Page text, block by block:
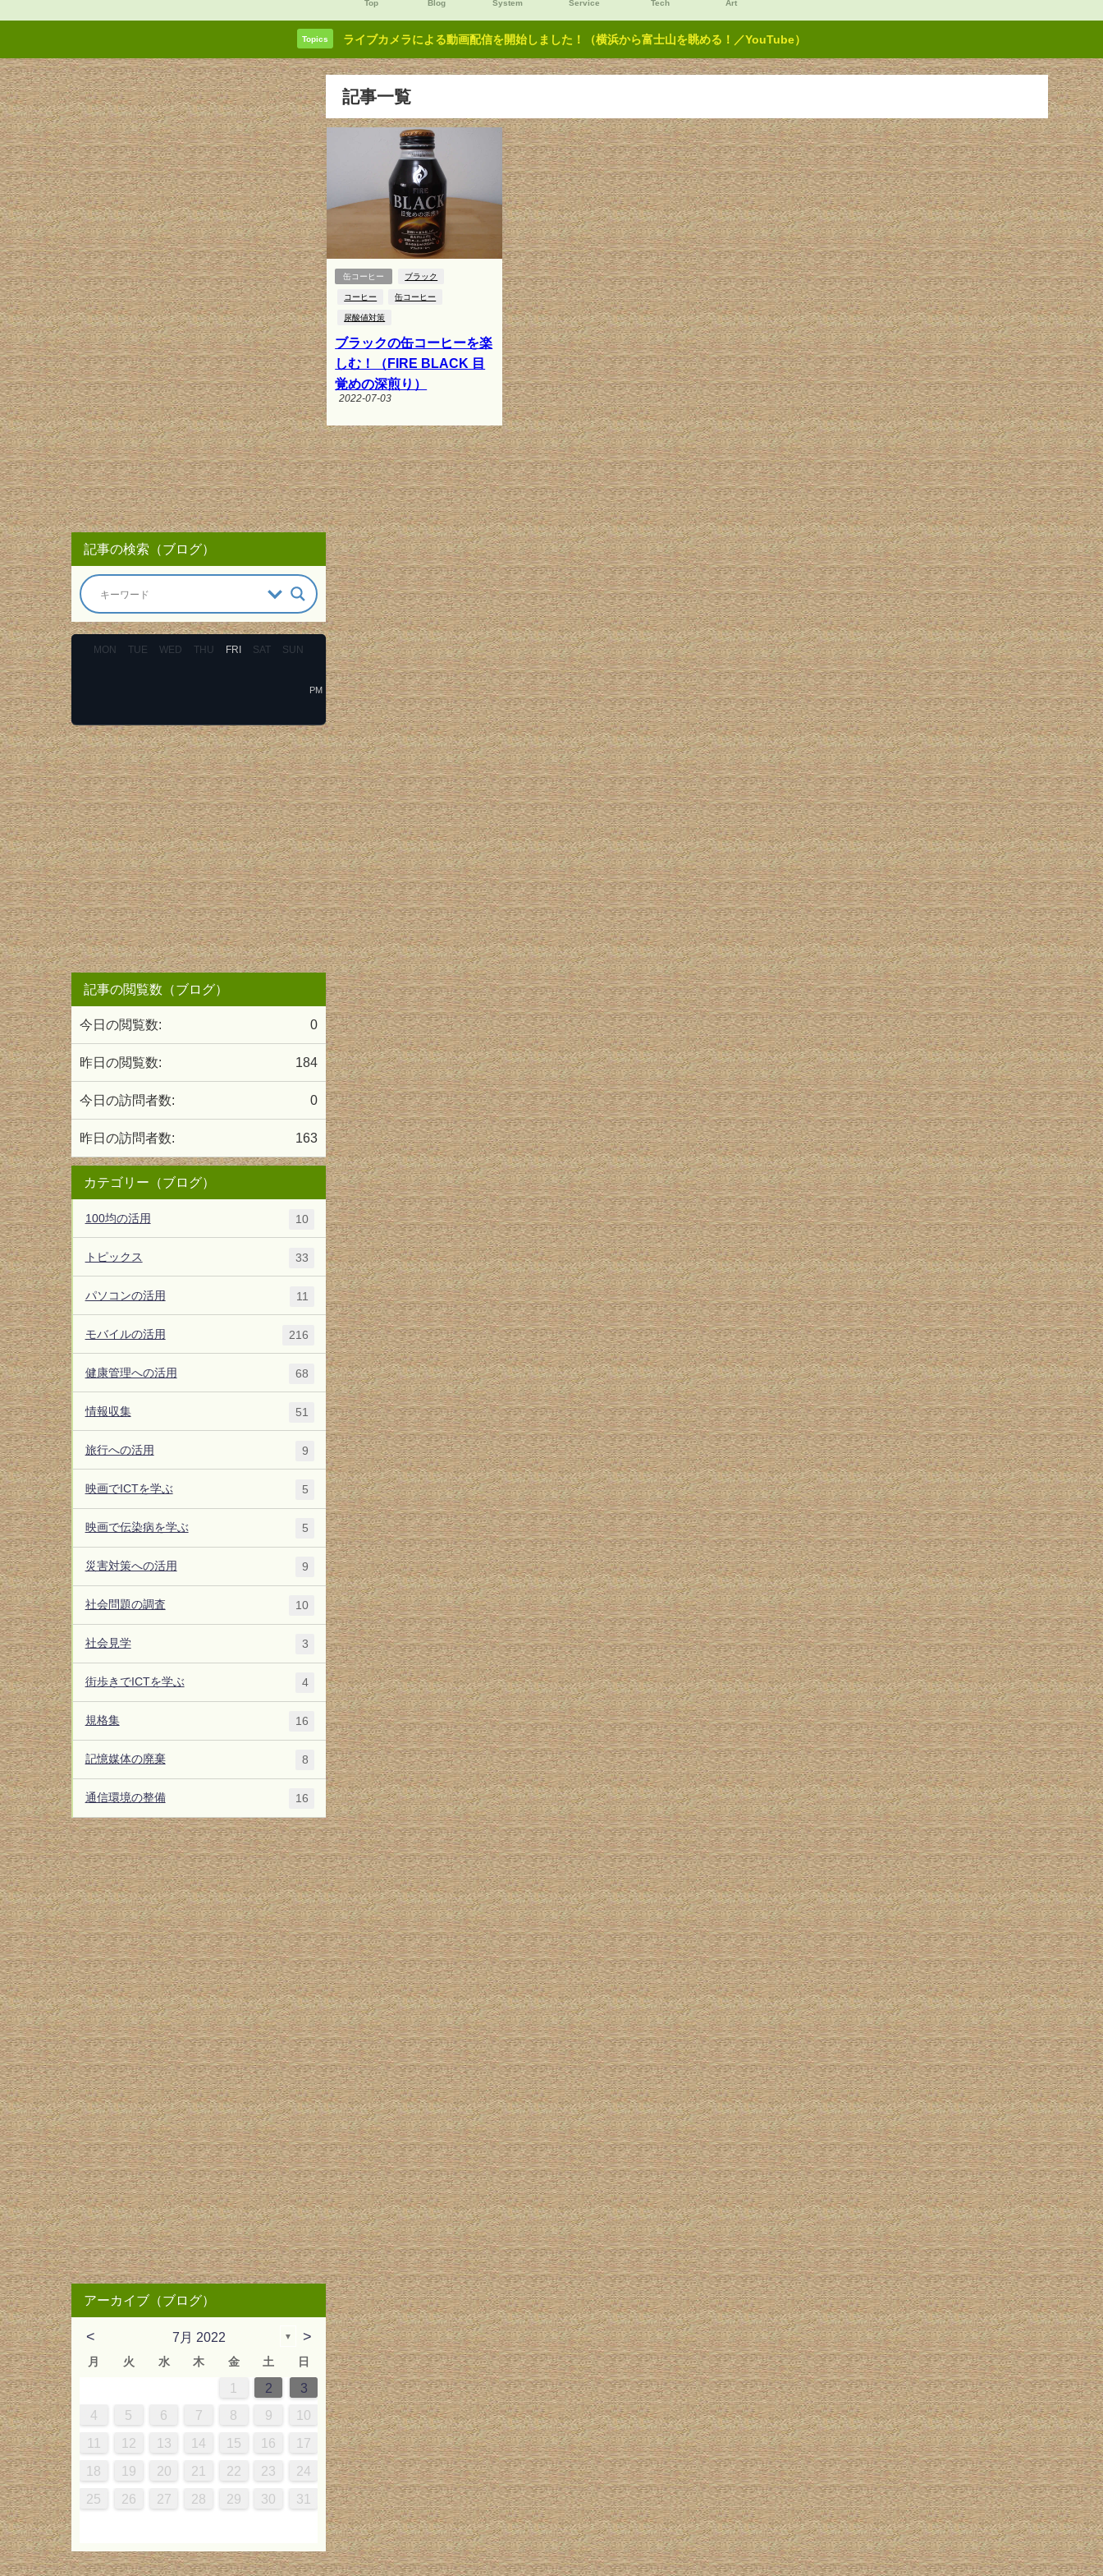
Top Blog System Service Tech Art
Topics ライブカメラによる動画配信を開始しました！（横浜から富士山を眺める！／YouTube）
記事一覧
缶コーヒー ブラック
コーヒー 缶コーヒー
尿酸値対策
ブラックの缶コーヒーを楽
しむ！（FIRE BLACK 目
覚めの深煎り）
2022-07-03
記事の検索（ブログ）
MON TUE WED THU FRI SAT SUN
PM
記事の閲覧数（ブログ）
0
今日の閲覧数:
184
昨日の閲覧数:
0
今日の訪問者数:
163
昨日の訪問者数:
カテゴリー（ブログ）
100均の活用 10
トピックス 33
パソコンの活用 11
モバイルの活用 216
健康管理への活用 68
情報収集 51
旅行への活用 9
映画でICTを学ぶ 5
映画で伝染病を学ぶ 5
災害対策への活用 9
社会問題の調査 10
社会見学 3
街歩きでICTを学ぶ 4
規格集 16
記憶媒体の廃棄 8
通信環境の整備 16
アーカイブ（ブログ）
< 7月 2022 ▼ >
月 火 水 木 金 土 日
2 3
9 10
16 17
23 24
30 31
3 4
10 11
17 18
24 25
6 7
13 14
20 21
27 28
2 3
9 10
16 17
23 24
30 31
4 5
11 12
18 19
25 26
1
7 8
14 15
21 22
28 29
2 3
9 10
16 17
23 24
30
5 6
12 13
19 20
26 27
1 2
8 9
15 16
22 23
29 30
4 5
11 12
18 19
25 26
3 4
10 11
17 18
24 25
31
6 7
13 14
20 21
27 28
1 2 3
4 5 6 7 8 9 10
11 12 13 14 15 16 17
18 19 20 21 22 23 24
25 26 27 28 29 30 31
4 5
11 12
18 19
25 26
1
7 8
14 15
21 22
28 29
2 3
9 10
16 17
23 24
30
5 6
12 13
19 20
26 27
1 2
8 9
15 16
22 23
29 30
3 4
10 11
17 18
24 25
6 7
13 14
20 21
27 28
6 7
13 14
20 21
27 28
2 3
9 10
16 17
23 24
30 31
5 6
12 13
19 20
26 27
1
7 8
14 15
21 22
28 29
3 4
10 11
17 18
24 25
31
2 3
9 10
16 17
23 24
30 31
4 5
11 12
18 19
25 26
1
7 8
14 15
21 22
28 29
1 2
8 9
15 16
22 23
29
4 5
11 12
18 19
25 26
1
7 8
14 15
21 22
28 29
2 3
9 10
16 17
23 24
30
1 2
8 9
15 16
22 23
29 30
4 5
11 12
18 19
25 26
2 3
9 10
16 17
23 24
30 31
1 2
8 9
15 16
22 23
29 30
4 5
11 12
18 19
25 26
1
7 8
14 15
21 22
28 29
2 3
9 10
16 17
23 24
30
5 6
12 13
19 20
26 27
3 4
10 11
17 18
24 25
6 7
13 14
20 21
27 28